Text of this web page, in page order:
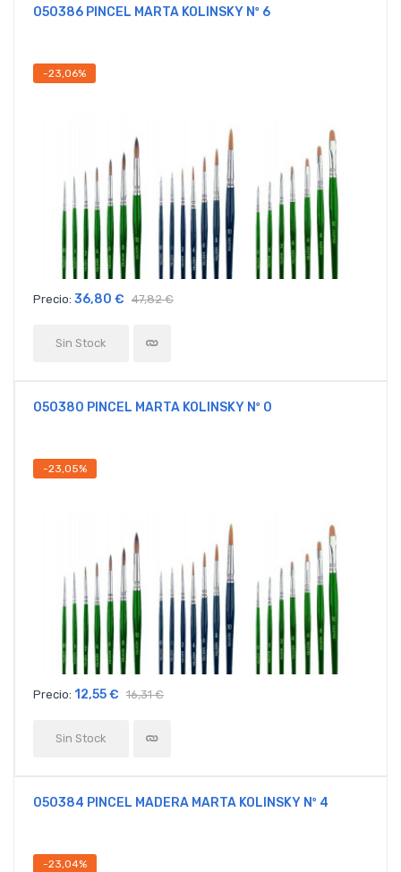
050386 PINCEL MARTA KOLINSKY Nº 6
-23,06%
Precio: 36,80 € 47,82 €
Sin Stock
050380 PINCEL MARTA KOLINSKY Nº 0
-23,05%
Precio: 12,55 € 16,31 €
Sin Stock
050384 PINCEL MADERA MARTA KOLINSKY Nº 4
-23,04%